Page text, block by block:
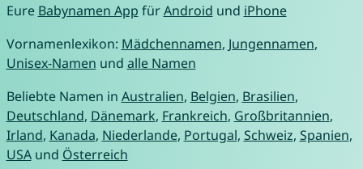
Eure Babynamen App fürAndroid und iPhone
Vornamenlexikon: Mädchennamen, Jungennamen,
Unisex-Namen und alle Namen
Beliebte Namen in Australien, Belgien, Brasilien,
Deutschland, Dänemark, Frankreich, Großbritannien,
Irland, Kanada, Niederlande, Portugal, Schweiz, Spanien,
USAund Österreich